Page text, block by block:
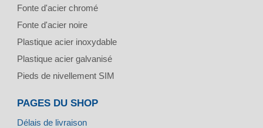
Fonte d'acier chromé
Fonte d'acier noire
Plastique acier inoxydable
Plastique acier galvanisé
Pieds de nivellement SIM
PAGES DU SHOP
Délais de livraison